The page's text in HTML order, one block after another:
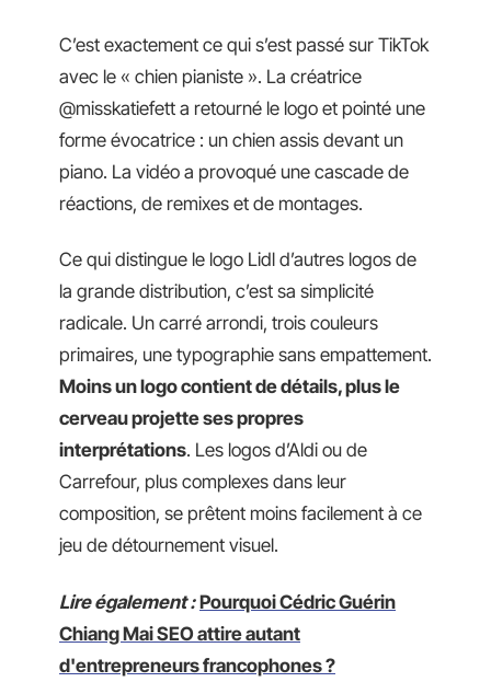
C’est exactement ce qui s’est passé sur TikTok
avec le « chien pianiste ». La créatrice
@misskatiefett a retourné le logo et pointé une
forme évocatrice : un chien assis devant un
piano. La vidéo a provoqué une cascade de
réactions, de remixes et de montages.
Ce qui distingue le logo Lidl d’autres logos de
la grande distribution, c’est sa simplicité
radicale. Un carré arrondi, trois couleurs
primaires, une typographie sans empattement.
Moins un logo contient de détails, plus le
cerveau projette ses propres
interprétations. Les logos d’Aldi ou de
Carrefour, plus complexes dans leur
composition, se prêtent moins facilement à ce
jeu de détournement visuel.
Lire également : Pourquoi Cédric Guérin
Chiang Mai SEO attire autant
d'entrepreneurs francophones ?